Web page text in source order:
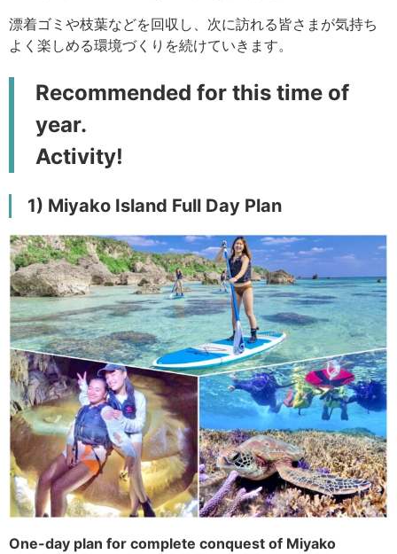
漂着ゴミや枝葉などを回収し、次に訪れる皆さまが気持ち
よく楽しめる環境づくりを続けていきます。
Recommended for this time of
year.
Activity!
1) Miyako Island Full Day Plan
One-day plan for complete conquest of Miyako